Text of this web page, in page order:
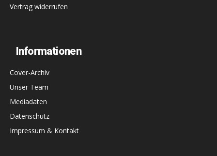
Vertrag widerrufen
Informationen
Cover-Archiv
Unser Team
Mediadaten
Datenschutz
Impressum & Kontakt